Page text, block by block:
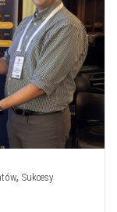
, Sukcesy